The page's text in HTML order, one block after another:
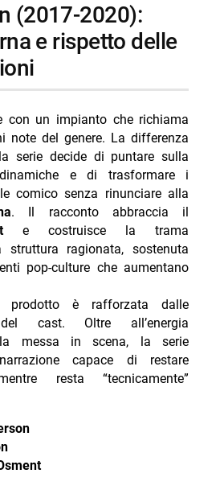
determinismo, traumi e regole
the shark
su Prime Video il 12 agosto
quarta stagione ultima
linea: cosa fanno oggi i
e data d’uscita svelati al
e rispetto delle
con un impianto che richiama
note del genere. La differenza
serie decide di puntare sulla
e di trasformare i
comico senza rinunciare alla
. Il racconto abbraccia il
e costruisce la trama
struttura ragionata, sostenuta
pop-culture che aumentano
è rafforzata dalle
del cast. Oltre all’energia
messa in scena, la serie
capace di restare
resta “tecnicamente”